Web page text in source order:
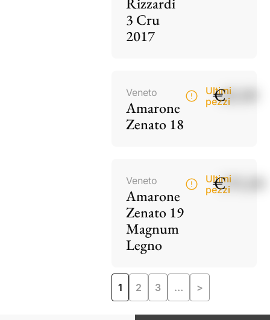
3 Cru
2017
Veneto
Amarone
Zenato 18
Ultimi
pezzi
€60,00
Veneto
Amarone
Zenato 19
Magnum
Legno
Ultimi
pezzi
€195,00
1 2 3 … >